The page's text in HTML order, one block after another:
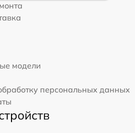
модели
персональных данных